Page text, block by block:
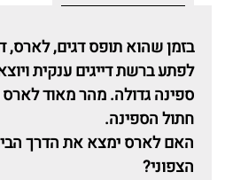
בזמן שהוא תופס דגים, לארס,
לפתע ברשת דייגים ענקית
ספינה גדולה.מהר מאוד
חתול הספינה.
האם לארס ימצא את הדרך
הצפוני?